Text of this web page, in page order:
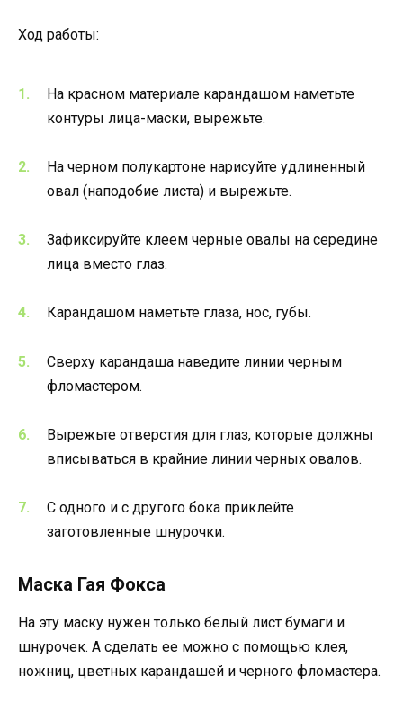
Ход работы:
На красном материале карандашом наметьте
контуры лица-маски, вырежьте.
На черном полукартоне нарисуйте удлиненный
овал (наподобие листа) и вырежьте.
Зафиксируйте клеем черные овалы на середине
лица вместо глаз.
Карандашом наметьте глаза, нос, губы.
Сверху карандаша наведите линии черным
фломастером.
Вырежьте отверстия для глаз, которые должны
вписываться в крайние линии черных овалов.
С одного и с другого бока приклейте
заготовленные шнурочки.
Маска Гая Фокса
На эту маску нужен только белый лист бумаги и
шнурочек. А сделать ее можно с помощью клея,
ножниц, цветных карандашей и черного фломастера.